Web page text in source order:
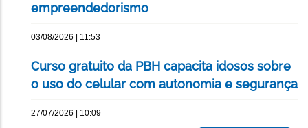
empreendedorismo
03/08/2026 | 11:53
Curso gratuito da PBH capacita idosos sobre
o uso do celular com autonomia e segurança
27/07/2026 | 10:09